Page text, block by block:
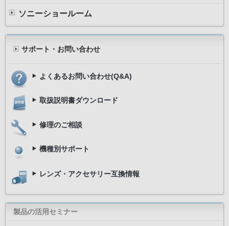
ソニーショールーム
サポート・お問い合わせ
よくあるお問い合わせ(Q&A)
取扱説明書ダウンロード
修理のご相談
機種別サポート
レンズ・アクセサリー互換情報
製品の活用セミナー